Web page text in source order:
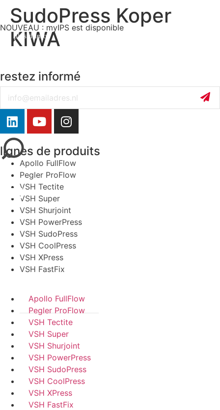
NOUVEAU : myIPS est disponible
plus d’infos
fermer
SudoPress Koper
KIWA
restez informé
lignes de produits
Apollo FullFlow
Pegler ProFlow
VSH Tectite
VSH Super
VSH Shurjoint
VSH PowerPress
VSH SudoPress
VSH CoolPress
VSH XPress
VSH FastFix
Apollo FullFlow
Pegler ProFlow
VSH Tectite
VSH Super
VSH Shurjoint
VSH PowerPress
VSH SudoPress
VSH CoolPress
VSH XPress
VSH FastFix